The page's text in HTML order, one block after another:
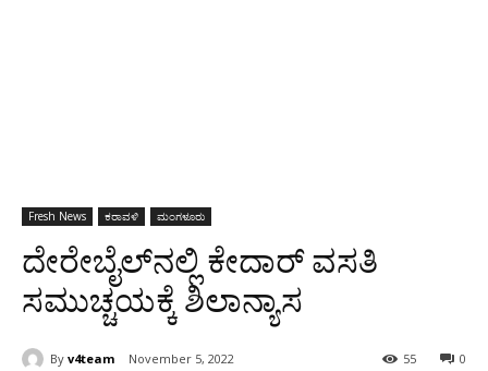
Fresh News ಕರಾವಳಿ ಮಂಗಳೂರು
ದೇರೇಬೈಲ್‍ನಲ್ಲಿ ಕೇದಾರ್ ವಸತಿ
ಸಮುಚ್ಚಯಕ್ಕೆ ಶಿಲಾನ್ಯಾಸ
By v4team November 5, 2022 0
55